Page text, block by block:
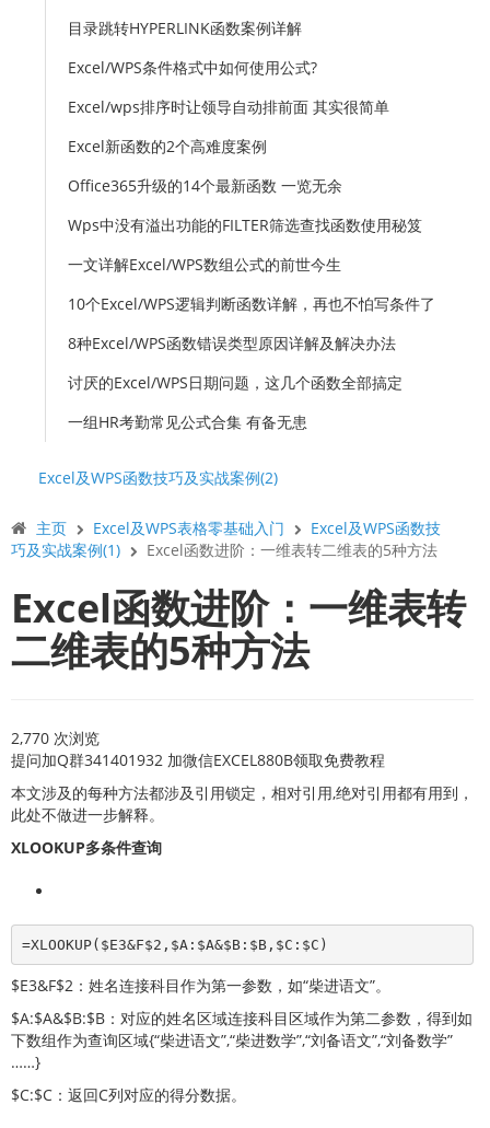
目录跳转HYPERLINK函数案例详解
Excel/WPS条件格式中如何使用公式?
Excel/wps排序时让领导自动排前面 其实很简单
Excel新函数的2个高难度案例
Office365升级的14个最新函数 一览无余
Wps中没有溢出功能的FILTER筛选查找函数使用秘笈
一文详解Excel/WPS数组公式的前世今生
10个Excel/WPS逻辑判断函数详解，再也不怕写条件了
8种Excel/WPS函数错误类型原因详解及解决办法
讨厌的Excel/WPS日期问题，这几个函数全部搞定
一组HR考勤常见公式合集 有备无患
Excel及WPS函数技巧及实战案例(2)
主页 Excel及WPS表格零基础入门
Excel及WPS函数技
巧及实战案例(1)
Excel函数进阶：一维表转二维表的5种方法
Excel函数进阶：一维表转
二维表的5种方法
2,770 次浏览
提问加Q群341401932 加微信EXCEL880B领取免费教程
本文涉及的每种方法都涉及引用锁定，相对引用,绝对引用都有用到，
此处不做进一步解释。
XLOOKUP多条件查询
=XLOOKUP($E3&F$2,$A:$A&$B:$B,$C:$C)
$E3&F$2：姓名连接科目作为第一参数，如“柴进语文”。
$A:$A&$B:$B：对应的姓名区域连接科目区域作为第二参数，得到如
下数组作为查询区域{“柴进语文”,“柴进数学”,“刘备语文”,“刘备数学”
……}
$C:$C：返回C列对应的得分数据。